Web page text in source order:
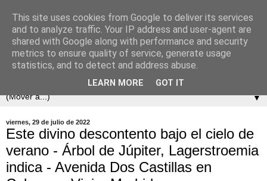
▼
viernes, 29 de julio de 2022
Este divino descontento bajo el cielo de
verano - Árbol de Júpiter, Lagerstroemia
indica - Avenida Dos Castillas en
This site uses cookies from Google to deliver its services
and to analyze traffic. Your IP address and user-agent are
shared with Google along with performance and security
metrics to ensure quality of service, generate usage
statistics, and to detect and address abuse.
LEARN MORE GOT IT